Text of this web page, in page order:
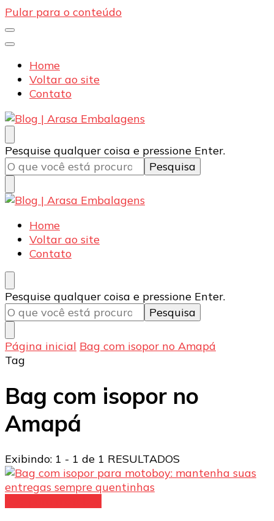
Pular para o conteúdo
Home
Voltar ao site
Contato
Blog | Arasa Embalagens
Confira conteúdos sobre embalagens para pizzas,
doces e salgados. Tudo para seu comércio com a
qualidade Arasa. Leia nossos conteúdos!
Procurando
algo?
Pesquise qualquer coisa e pressione Enter.
Blog | Arasa Embalagens
Confira conteúdos sobre embalagens para pizzas,
doces e salgados. Tudo para seu comércio com a
qualidade Arasa. Leia nossos conteúdos!
Home
Voltar ao site
Contato
Procurando
algo?
Pesquise qualquer coisa e pressione Enter.
Página inicial Bag com isopor no Amapá
Tag
Bag com isopor no
Amapá
Exibindo: 1 - 1 de 1 RESULTADOS